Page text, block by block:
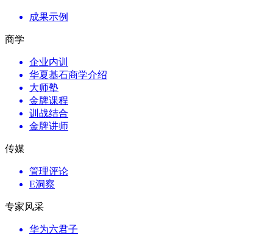
成果示例
商学
企业内训
华夏基石商学介绍
大师塾
金牌课程
训战结合
金牌讲师
传媒
管理评论
E洞察
专家风采
华为六君子